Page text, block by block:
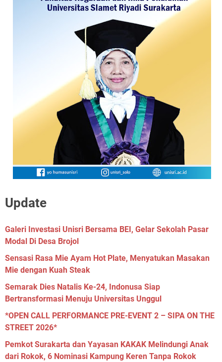
Update
Galeri Investasi Unisri Bersama BEI, Gelar Sekolah Pasar
Modal Di Desa Brojol
Sensasi Rasa Mie Ayam Hot Plate, Menyatukan Masakan
Mie dengan Kuah Steak
Semarak Dies Natalis Ke-24, Indonusa Siap
Bertransformasi Menuju Universitas Unggul
*OPEN CALL PERFORMANCE PRE-EVENT 2 – SIPA ON THE
STREET 2026*
Pemkot Surakarta dan Yayasan KAKAK Melindungi Anak
dari Rokok, 6 Nominasi Kampung Keren Tanpa Rokok